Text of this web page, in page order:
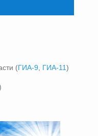
(ГИА-9 ГИА-11)